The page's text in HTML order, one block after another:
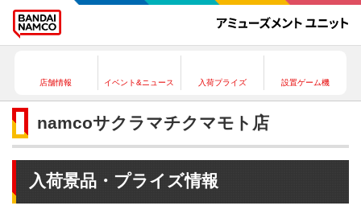
店舗情報 イベント&ニュース 入荷プライズ 設置ゲーム機
namcoサクラマチクマモト店
入荷景品・プライズ情報